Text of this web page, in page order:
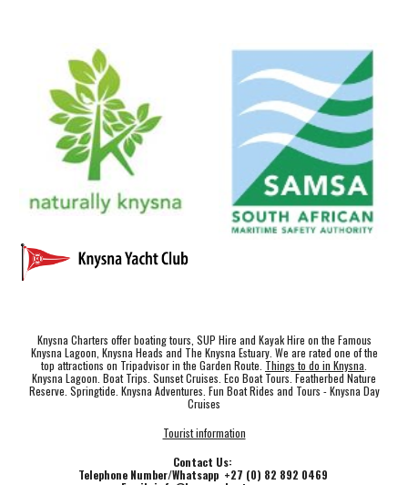
Knysna Charters offer boating tours, SUP Hire and Kayak Hire on the Famous
Knysna Lagoon, Knysna Heads and The Knysna Estuary. We are rated one of the
top attractions on Tripadvisor in the Garden Route. Things to do in Knysna
Knysna Lagoon. Boat Trips. Sunset Cruises. Eco Boat Tours. Featherbed Nature
Reserve. Springtide. Knysna Adventures. Fun Boat Rides and Tours - Knysna Day
Cruises
Tourist information
Contact Us:
Telephone Number/Whatsapp +27 (0) 82 892 0469